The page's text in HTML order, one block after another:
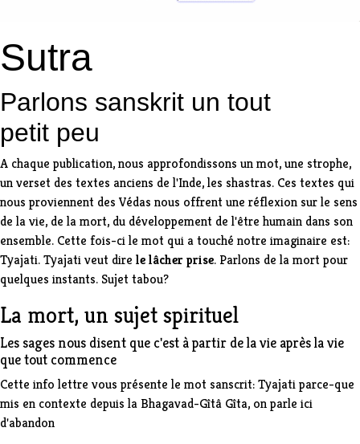
Sutra
Parlons sanskrit un tout
petit peu
A chaque publication, nous approfondissons un mot, une strophe,
un verset des textes anciens de l'Inde, les shastras. Ces textes qui
nous proviennent des Védas nous offrent une réflexion sur le sens
de la vie, de la mort, du développement de l'être humain dans son
ensemble. Cette fois-ci le mot qui a touché notre imaginaire est:
Tyajati.Tyajativeut dire le lâcher prise. Parlons de la mort pour
quelques instants. Sujet tabou?
La mort, un sujet spirituel
Les sages nous disent que c'est à partir de la vie après la vie
que tout commence
Cette info lettre vous présente le mot sanscrit:Tyajatiparce-que
mis en contexte depuis la Bhagavad-Gîtâ Gîta, on parle ici
d'abandon